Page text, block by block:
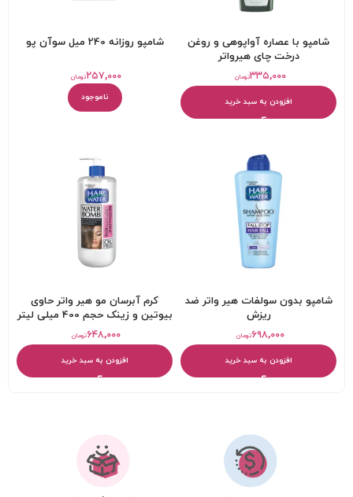
شامپو با عصاره آواپوهی و روغن
درخت چای هیرواتر
تومان۳۳۵,۰۰۰
افزودن به سبد خرید
شامپو روزانه 240 میل سوآن پو
تومان۲۵۷,۰۰۰
ناموجود
شامپو بدون سولفات هیر واتر ضد
ریزش
تومان۶۹۸,۰۰۰
افزودن به سبد خرید
کرم آبرسان مو هیر واتر حاوی
بیوتین و زینک حجم 400 میلی لیتر
تومان۶۴۸,۰۰۰
افزودن به سبد خرید